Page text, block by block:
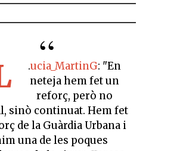
.ucia_MartinG: "En
neteja hem fet un
reforç, però no
sinò continuat. Hem fet
de la Guàrdia Urbana i
una de les poques